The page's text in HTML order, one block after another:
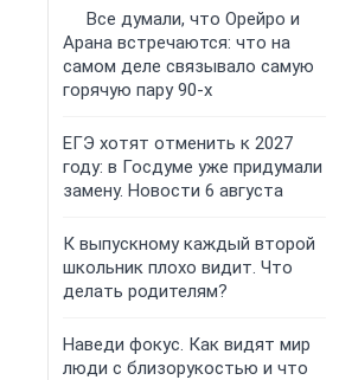
Все думали, что Орейро и
Арана встречаются: что на
самом деле связывало самую
горячую пару 90-х
ЕГЭ хотят отменить к 2027
году: в Госдуме уже придумали
замену. Новости 6 августа
К выпускному каждый второй
школьник плохо видит. Что
делать родителям?
Наведи фокус. Как видят мир
люди с близорукостью и что